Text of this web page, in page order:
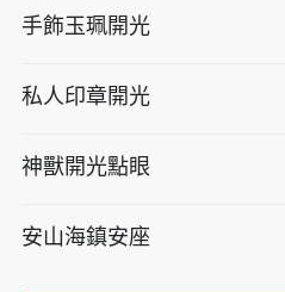
手飾玉珮開光
私人印章開光
神獸開光點眼
安山海鎮安座